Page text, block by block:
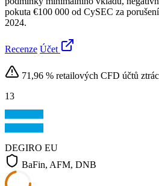
pokuta €100 000 od CySEC za
2024.
Recenze Účet
71,96 % retailových CFD účtů
13
DEGIRO EU
BaFin, AFM, DNB